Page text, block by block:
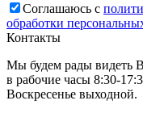
Соглашаюсь с
обработки
Контакты
Мы будем рады видеть
в рабочие часы 8:30-
Воскресенье выходной.